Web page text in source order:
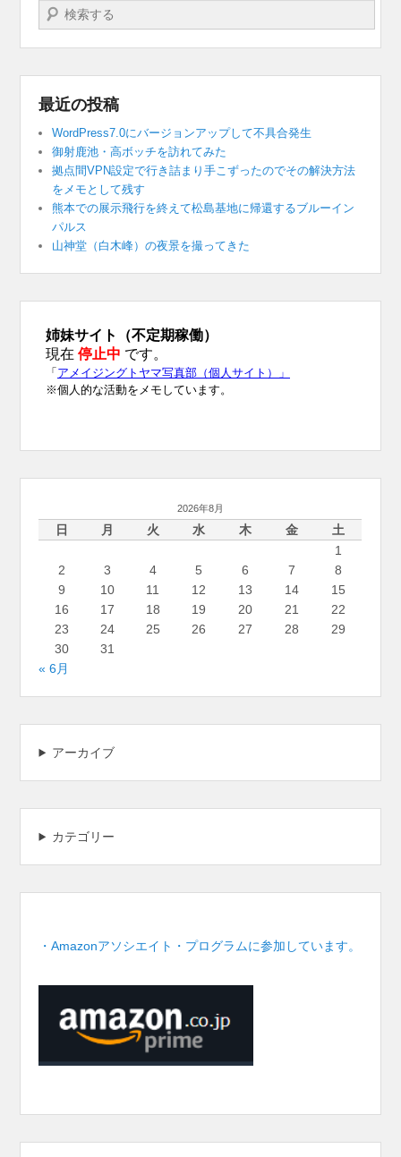
検索する
最近の投稿
WordPress7.0にバージョンアップして不具合発生
御射鹿池・高ボッチを訪れてみた
拠点間VPN設定で行き詰まり手こずったのでその解決方法
をメモとして残す
熊本での展示飛行を終えて松島基地に帰還するブルーイン
パルス
山神堂（白木峰）の夜景を撮ってきた
2026年8月
日 月 火 水 木 金
土
1
2
3 4 5 6 7
8
9
10 11 12 13 14
15
16
17 18 19 20 21
22
23
24 25 26 27 28
29
30
31
« 6月
アーカイブ
カテゴリー
・Amazonアソシエイト・プログラムに参加しています。